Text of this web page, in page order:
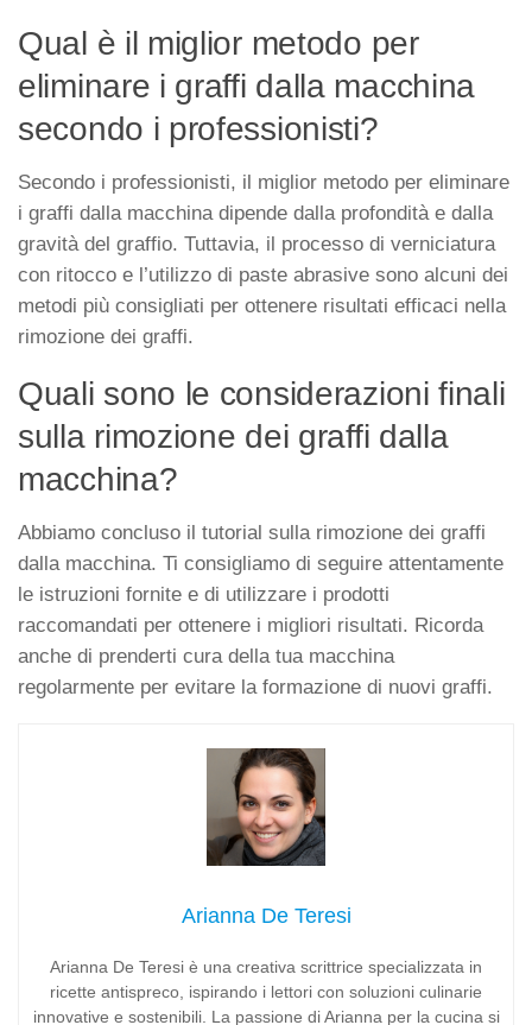
Qual è il miglior metodo per
eliminare i graffi dalla macchina
secondo i professionisti?
Secondo i professionisti, il miglior metodo per eliminare
i graffi dalla macchina dipende dalla profondità e dalla
gravità del graffio. Tuttavia, il processo di verniciatura
con ritocco e l’utilizzo di paste abrasive sono alcuni dei
metodi più consigliati per ottenere risultati efficaci nella
rimozione dei graffi.
Quali sono le considerazioni finali
sulla rimozione dei graffi dalla
macchina?
Abbiamo concluso il tutorial sulla rimozione dei graffi
dalla macchina. Ti consigliamo di seguire attentamente
le istruzioni fornite e di utilizzare i prodotti
raccomandati per ottenere i migliori risultati. Ricorda
anche di prenderti cura della tua macchina
regolarmente per evitare la formazione di nuovi graffi.
Arianna De Teresi
Arianna De Teresi è una creativa scrittrice specializzata in
ricette antispreco, ispirando i lettori con soluzioni culinarie
innovative e sostenibili. La passione di Arianna per la cucina si